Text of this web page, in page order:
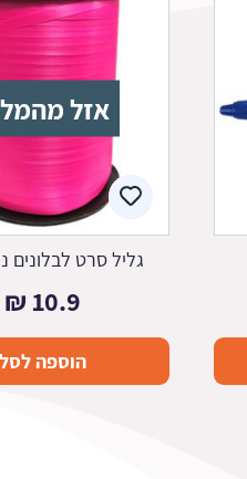
אזל
גליל סרט לבלונים
10.9
₪
הוספה לסל